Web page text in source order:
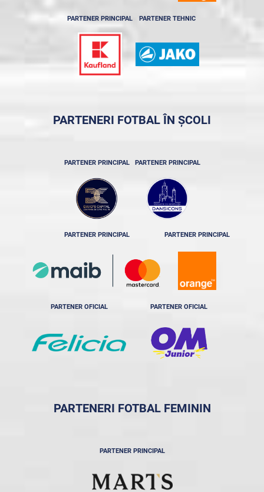
PARTENER PRINCIPAL PARTENER TEHNIC
PARTENERI FOTBAL ÎN ȘCOLI
PARTENER PRINCIPAL PARTENER PRINCIPAL
PARTENER PRINCIPAL PARTENER PRINCIPAL
PARTENER OFICIAL PARTENER OFICIAL
PARTENERI FOTBAL FEMININ
PARTENER PRINCIPAL